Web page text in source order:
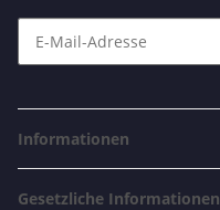
Informationen
Gesetzliche Informationen